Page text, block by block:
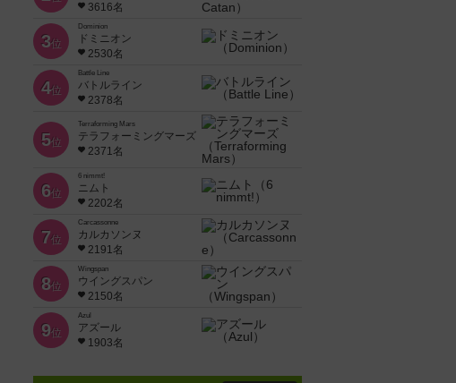
3616名
3位
Dominion
ドミニオン
2530名
4位
Battle Line
バトルライン
2378名
5位
Terraforming Mars
テラフォーミングマーズ
2371名
6位
6 nimmt!
ニムト
2202名
7位
Carcassonne
カルカソンヌ
2191名
8位
Wingspan
ウイングスパン
2150名
9位
Azul
アズール
1903名